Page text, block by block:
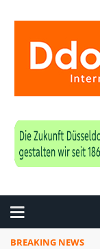
BREAKING NEWS